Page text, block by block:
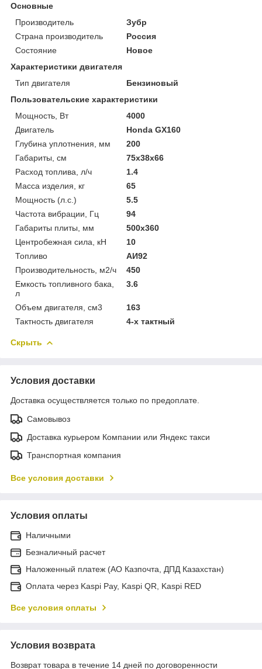
Основные
Производитель
Зубр
Страна производитель
Россия
Состояние
Новое
Характеристики двигателя
Тип двигателя
Бензиновый
Пользовательские характеристики
Мощность, Вт
4000
Двигатель
Honda GX160
Глубина уплотнения, мм
200
Габариты, см
75x38x66
Расход топлива, л/ч
1.4
Масса изделия, кг
65
Мощность (л.с.)
5.5
Частота вибрации, Гц
94
Габариты плиты, мм
500х360
Центробежная сила, кН
10
Топливо
АИ92
Производительность, м2/ч
450
Емкость топливного бака,
л
3.6
Объем двигателя, см3
163
Тактность двигателя
4-х тактный
Скрыть
Условия доставки
Доставка осуществляется только по предоплате.
Самовывоз
Доставка курьером Компании или Яндекс такси
Транспортная компания
Все условия доставки
Условия оплаты
Наличными
Безналичный расчет
Наложенный платеж (АО Казпочта, ДПД Казахстан)
Оплата через Kaspi Pay, Kaspi QR, Kaspi RED
Все условия оплаты
Условия возврата
Возврат товара в течение 14 дней по договоренности